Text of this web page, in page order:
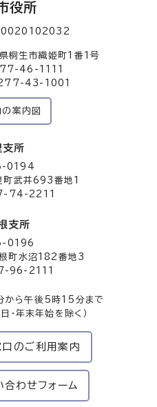
役所
生市織姫町1番1号
46-1111
0277-43-1001
案内図
支所
0194
町武井693番地1
74-2211
支所
0196
町水沼182番地3
96-2111
から午後5時15分まで
・年末年始を除く）
のご利用案内
わせフォーム